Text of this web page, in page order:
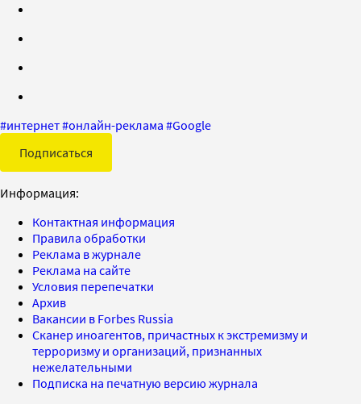
#интернет#онлайн-реклама #Google
Подписаться
Информация:
Контактная информация
Правила обработки
Реклама в журнале
Реклама на сайте
Условия перепечатки
Архив
Вакансии в Forbes Russia
Сканер иноагентов, причастных к экстремизму и
терроризму и организаций, признанных
нежелательными
Подписка на печатную версию журнала